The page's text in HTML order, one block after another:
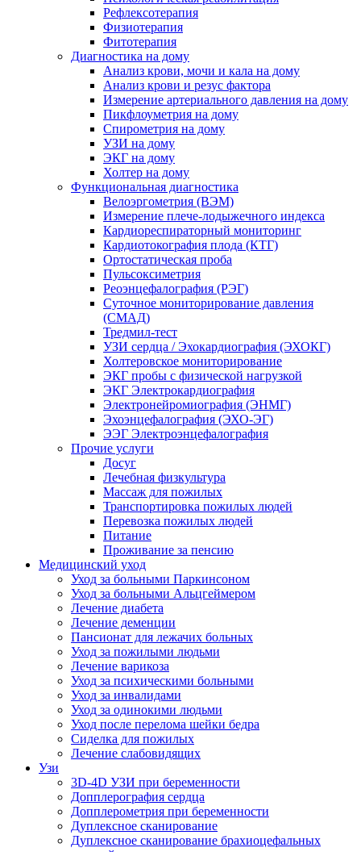
Рефлексотерапия
Физиотерапия
Фитотерапия
Диагностика на дому
Анализ крови, мочи и кала на дому
Анализ крови и резус фактора
Измерение артериального давления на дому
Пикфлоуметрия на дому
Спирометрия на дому
УЗИ на дому
ЭКГ на дому
Холтер на дому
Функциональная диагностика
Велоэргометрия (ВЭМ)
Измерение плече-лодыжечного индекса
Кардиореспираторный мониторинг
Кардиотокография плода (КТГ)
Ортостатическая проба
Пульсоксиметрия
Реоэнцефалография (РЭГ)
Суточное мониторирование давления
(СМАД)
Тредмил-тест
УЗИ сердца / Эхокардиография (ЭХОКГ)
Холтеровское мониторирование
ЭКГ пробы с физической нагрузкой
ЭКГ Электрокардиография
Электронейромиография (ЭНМГ)
Эхоэнцефалография (ЭХО-ЭГ)
ЭЭГ Электроэнцефалография
Прочие услуги
Досуг
Лечебная физкультура
Массаж для пожилых
Транспортировка пожилых людей
Перевозка пожилых людей
Питание
Проживание за пенсию
Медицинский уход
Уход за больными Паркинсоном
Уход за больными Альцгеймером
Лечение диабета
Лечение деменции
Пансионат для лежачих больных
Уход за пожилыми людьми
Лечение варикоза
Уход за психическими больными
Уход за инвалидами
Уход за одинокими людьми
Уход после перелома шейки бедра
Сиделка для пожилых
Лечение слабовидящих
Узи
3D-4D УЗИ при беременности
Допплерография сердца
Допплерометрия при беременности
Дуплексное сканирование
Дуплексное сканирование брахиоцефальных